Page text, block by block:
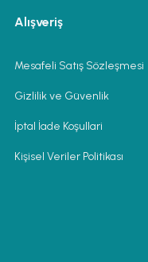
Alışveriş
Mesafeli Satış Sözleşmesi
Gizlilik ve Güvenlik
İptal İade Koşullari
Kişisel Veriler Politikası